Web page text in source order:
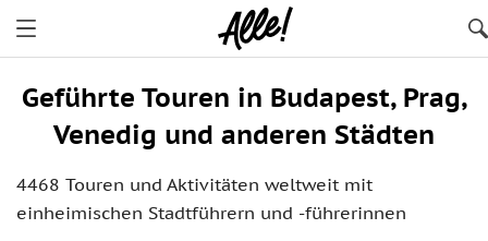
Geführte Touren in Budapest, Prag,
Venedig und anderen Städten
4468 Touren und Aktivitäten weltweit mit
einheimischen Stadtführern und -führerinnen